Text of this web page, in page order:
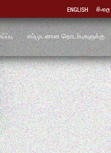
எம்முடனான தொடர்புகளுக்கு